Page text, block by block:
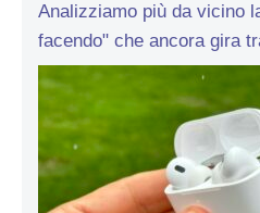
Analizziamo più da vicino
facendo" che ancora gira